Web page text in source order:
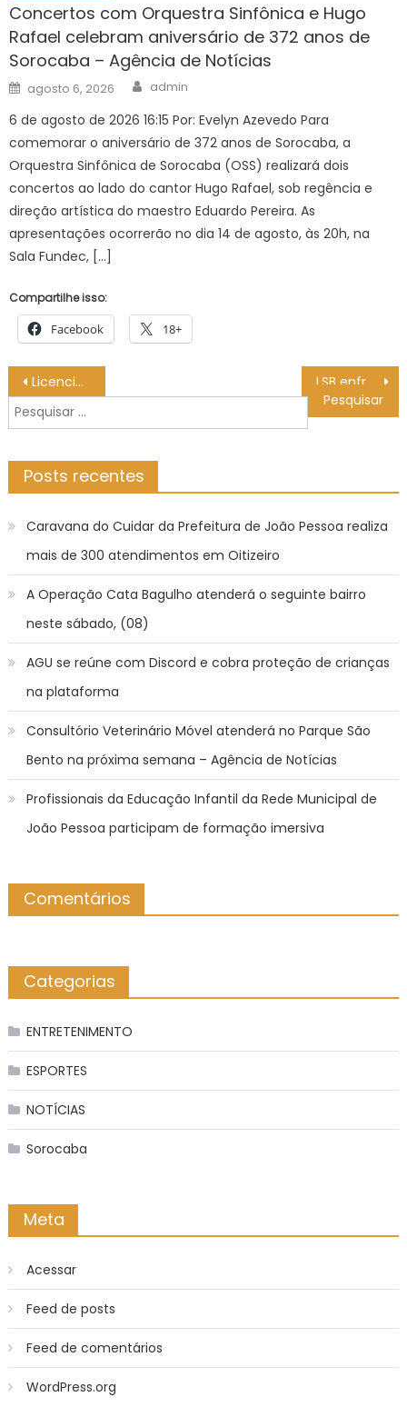
Concertos com Orquestra Sinfônica e Hugo
Rafael celebram aniversário de 372 anos de
Sorocaba – Agência de Notícias
Posted
on
agosto 6, 2026 Author
admin
6 de agosto de 2026 16:15 Por: Evelyn Azevedo Para
comemorar o aniversário de 372 anos de Sorocaba, a
Orquestra Sinfônica de Sorocaba (OSS) realizará dois
concertos ao lado do cantor Hugo Rafael, sob regência e
direção artística do maestro Eduardo Pereira. As
apresentações ocorrerão no dia 14 de agosto, às 20h, na
Sala Fundec, […]
Compartilhe isso:
Facebook 18+
Navegação
de
Post
Licenciamento 2026 começa com nova opção de parcelamento digital no Portal Meu Detran – Agência de Noticias do Governo de Mato Grosso do Sul
LSB enfrenta o São Caetano Basquete pelas quartas de final da Copa São Paulo – Agência de Notícias
Pesquisar
por:
Posts recentes
Caravana do Cuidar da Prefeitura de João Pessoa realiza
mais de 300 atendimentos em Oitizeiro
A Operação Cata Bagulho atenderá o seguinte bairro
neste sábado, (08)
AGU se reúne com Discord e cobra proteção de crianças
na plataforma
Consultório Veterinário Móvel atenderá no Parque São
Bento na próxima semana – Agência de Notícias
Profissionais da Educação Infantil da Rede Municipal de
João Pessoa participam de formação imersiva
Comentários
Categorias
ENTRETENIMENTO
ESPORTES
NOTÍCIAS
Sorocaba
Meta
Acessar
Feed de posts
Feed de comentários
WordPress.org